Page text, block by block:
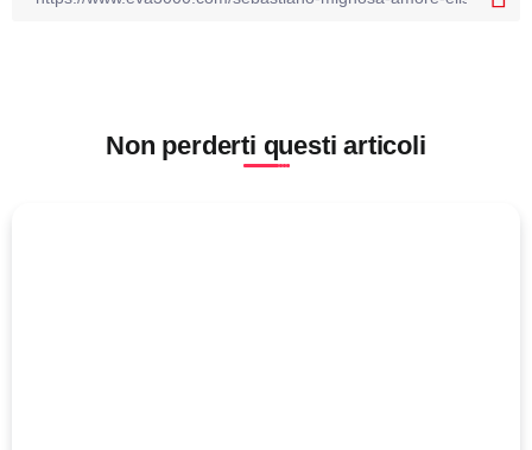
Non perderti questi articoli